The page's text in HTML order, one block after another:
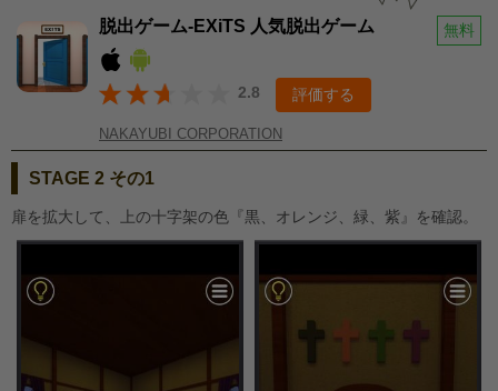
脱出ゲーム-EXiTS 人気脱出ゲーム 無料
2.8 評価する
NAKAYUBI CORPORATION
STAGE 2 その1
扉を拡大して、上の十字架の色『黒、オレンジ、緑、紫』を確認。